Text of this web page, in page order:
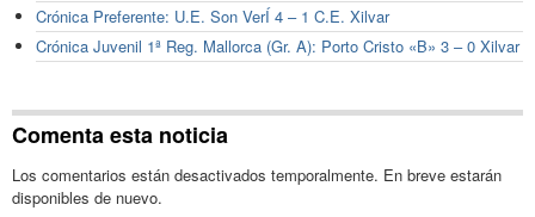
Crónica Preferente: U.E. Son VerÍ 4 – 1 C.E. Xilvar
Crónica Juvenil 1ª Reg. Mallorca (Gr. A): Porto Cristo «B» 3 – 0 Xilvar
Comenta esta noticia
Los comentarios están desactivados temporalmente. En breve estarán
disponibles de nuevo.